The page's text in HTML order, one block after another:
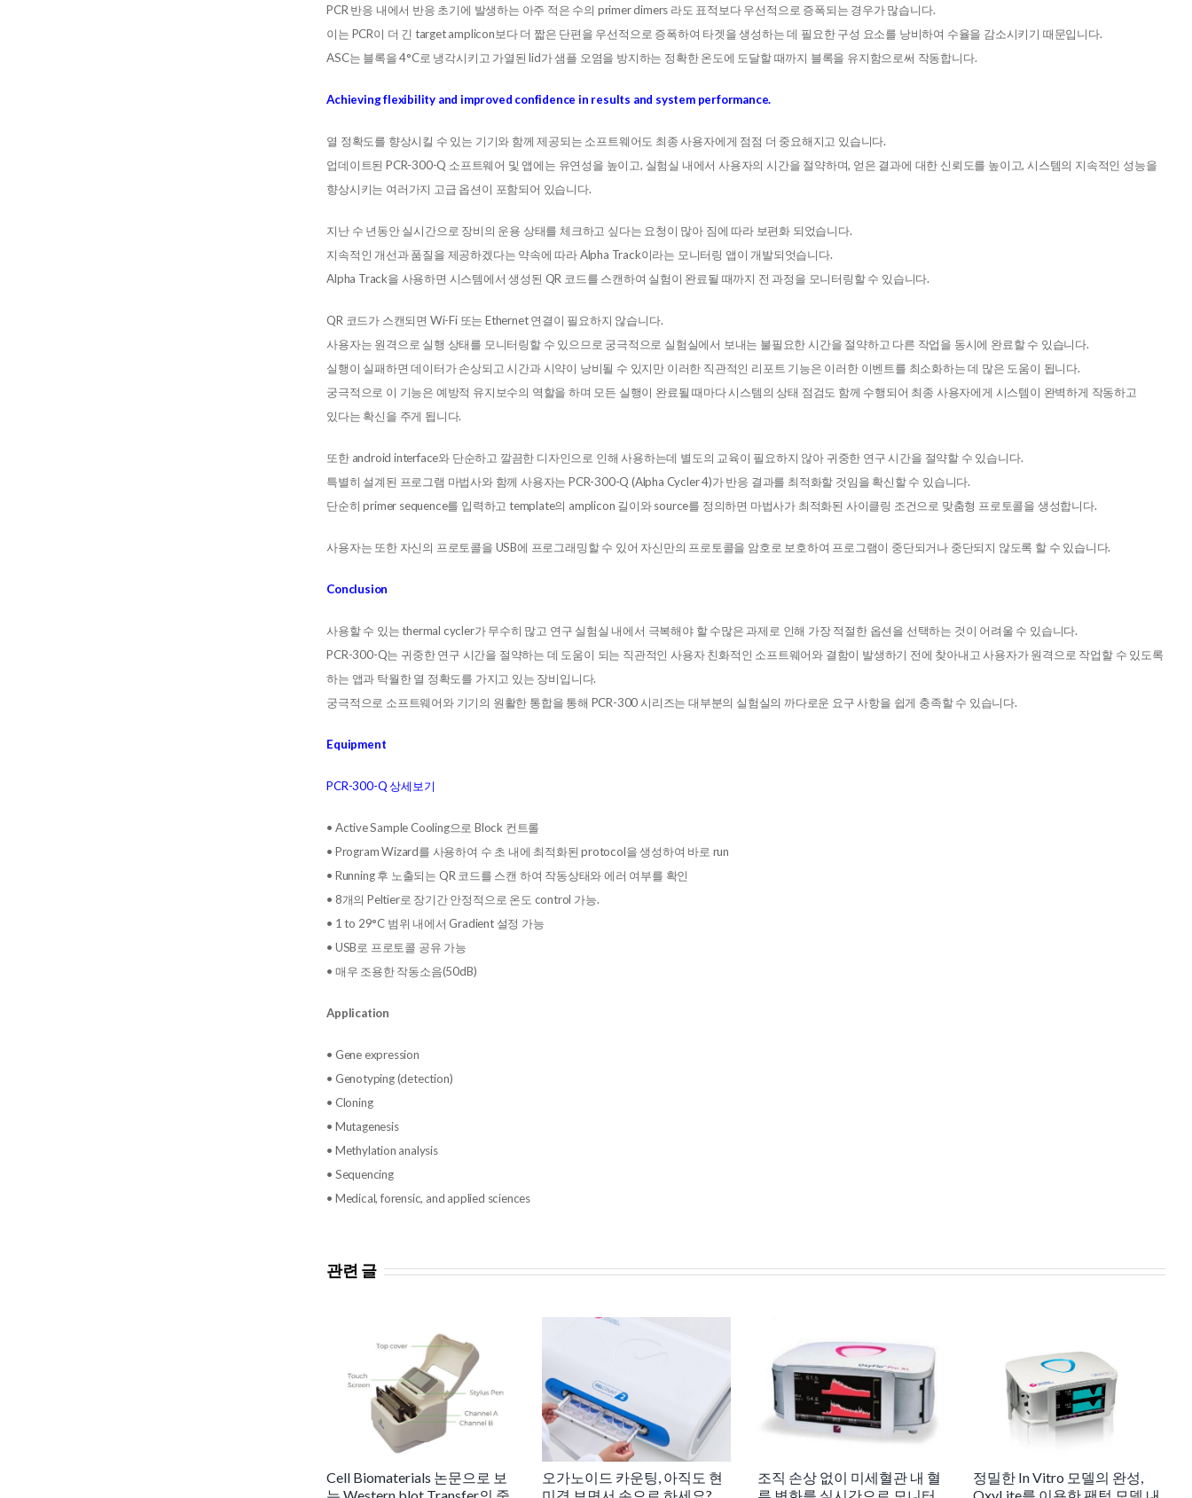
PCR 반응 내에서 반응 초기에 발생하는 아주 적은 수의 primer dimers 라도 표적보다 우선적으로 증폭되는 경우가 많습니다.
이는 PCR이 더 긴 target amplicon보다 더 짧은 단편을 우선적으로 증폭하여 타겟을 생성하는 데 필요한 구성 요소를 낭비하여 수율을 감소시키기 때문입니다.
ASC는 블록을 4°C로 냉각시키고 가열된 lid가 샘플 오염을 방지하는 정확한 온도에 도달할 때까지 블록을 유지함으로써 작동합니다.
Achieving flexibility and improved confidence in results and system performance.
열 정확도를 향상시킬 수 있는 기기와 함께 제공되는 소프트웨어도 최종 사용자에게 점점 더 중요해지고 있습니다.
업데이트된 PCR-300-Q 소프트웨어 및 앱에는 유연성을 높이고, 실험실 내에서 사용자의 시간을 절약하며, 얻은 결과에 대한 신뢰도를 높이고, 시스템의 지속적인 성능을
향상시키는 여러가지 고급 옵션이 포함되어 있습니다.
지난 수 년동안 실시간으로 장비의 운용 상태를 체크하고 싶다는 요청이 많아 짐에 따라 보편화 되었습니다.
지속적인 개선과 품질을 제공하겠다는 약속에 따라 Alpha Track이라는 모니터링 앱이 개발되엇습니다.
Alpha Track을 사용하면 시스템에서 생성된 QR 코드를 스캔하여 실험이 완료될 때까지 전 과정을 모니터링할 수 있습니다.
QR 코드가 스캔되면 Wi-Fi 또는 Ethernet 연결이 필요하지 않습니다.
사용자는 원격으로 실행 상태를 모니터링할 수 있으므로 궁극적으로 실험실에서 보내는 불필요한 시간을 절약하고 다른 작업을 동시에 완료할 수 있습니다.
실행이 실패하면 데이터가 손상되고 시간과 시약이 낭비될 수 있지만 이러한 직관적인 리포트 기능은 이러한 이벤트를 최소화하는 데 많은 도움이 됩니다.
궁극적으로 이 기능은 예방적 유지보수의 역할을 하며 모든 실행이 완료될 때마다 시스템의 상태 점검도 함께 수행되어 최종 사용자에게 시스템이 완벽하게 작동하고
있다는 확신을 주게 됩니다.
또한 android interface와 단순하고 깔끔한 디자인으로 인해 사용하는데 별도의 교육이 필요하지 않아 귀중한 연구 시간을 절약할 수 있습니다.
특별히 설계된 프로그램 마법사와 함께 사용자는 PCR-300-Q (Alpha Cycler 4)가 반응 결과를 최적화할 것임을 확신할 수 있습니다.
단순히 primer sequence를 입력하고 template의 amplicon 길이와 source를 정의하면 마법사가 최적화된 사이클링 조건으로 맞춤형 프로토콜을 생성합니다.
사용자는 또한 자신의 프로토콜을 USB에 프로그래밍할 수 있어 자신만의 프로토콜을 암호로 보호하여 프로그램이 중단되거나 중단되지 않도록 할 수 있습니다.
Conclusion
사용할 수 있는 thermal cycler가 무수히 많고 연구 실험실 내에서 극복해야 할 수많은 과제로 인해 가장 적절한 옵션을 선택하는 것이 어려울 수 있습니다.
PCR-300-Q는 귀중한 연구 시간을 절약하는 데 도움이 되는 직관적인 사용자 친화적인 소프트웨어와 결함이 발생하기 전에 찾아내고 사용자가 원격으로 작업할 수 있도록
하는 앱과 탁월한 열 정확도를 가지고 있는 장비입니다.
궁극적으로 소프트웨어와 기기의 원활한 통합을 통해 PCR-300 시리즈는 대부분의 실험실의 까다로운 요구 사항을 쉽게 충족할 수 있습니다.
Equipment
PCR-300-Q 상세보기
• Active Sample Cooling으로 Block 컨트롤
• Program Wizard를 사용하여 수 초 내에 최적화된 protocol을 생성하여 바로 run
• Running 후 노출되는 QR 코드를 스캔 하여 작동상태와 에러 여부를 확인
• 8개의 Peltier로 장기간 안정적으로 온도 control 가능.
• 1 to 29°C 범위 내에서 Gradient 설정 가능
• USB로 프로토콜 공유 가능
• 매우 조용한 작동소음(50dB)
Application
• Gene expression
• Genotyping (detection)
• Cloning
• Mutagenesis
• Methylation analysis
• Sequencing
• Medical, forensic, and applied sciences
관련 글
Cell Biomaterials 논문으로 보
오가노이드 카운팅, 아직도 현
조직 손상 없이 미세혈관 내 혈
정밀한 In Vitro 모델의 완성,